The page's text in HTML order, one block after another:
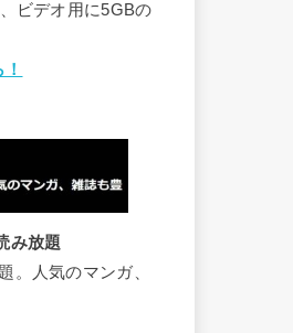
ビデオ用に5GBの
み放題
。人気のマンガ、